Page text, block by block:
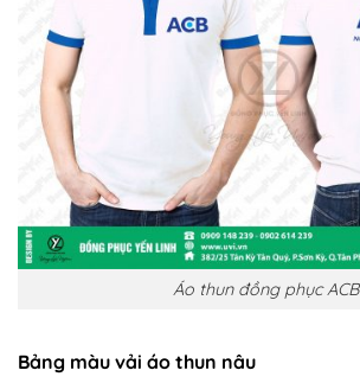
Áo thun đồng phục ACB
Bảng màu vải áo thun nâu